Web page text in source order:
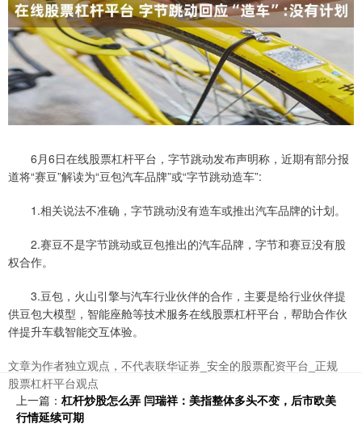
6月6日在线股票杠杆平台，字节跳动发布声明称，近期有部分报
道将“赛豆”解读为“豆包汽车品牌”或“字节跳动造车”:
1.相关说法不准确，字节跳动没有造车或推出汽车品牌的计划。
2.赛豆不是字节跳动或豆包推出的汽车品牌，字节和赛豆没有股
权合作。
3.豆包，火山引擎与汽车行业伙伴的合作，主要是给行业伙伴提
供豆包大模型，智能座舱等技术服务在线股票杠杆平台，帮助合作伙
伴提升车载智能交互体验。
文章为作者独立观点，不代表联华证券_安全的股票配资平台_正规
股票杠杆平台观点
上一篇： 杠杆炒股怎么弄 闫瑞祥：美指整体多头不变，后市欧美
行情延续可期